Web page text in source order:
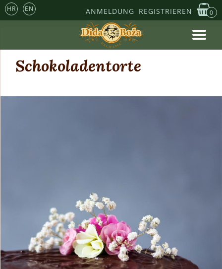
HR EN ANMELDUNG REGISTRIEREN 0
Schokoladentorte